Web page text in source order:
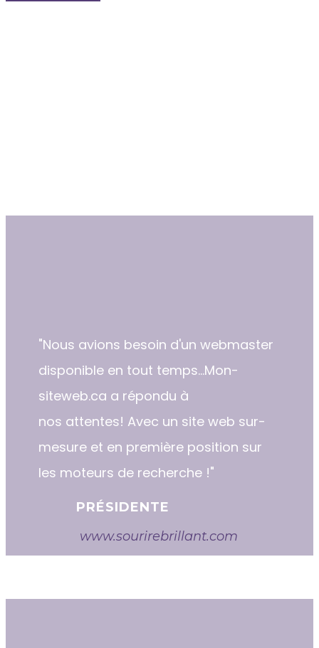
"​Nous avions besoin d'un webmaster
disponible en tout temps...Mon-
siteweb.ca a répondu à
nos attentes! Avec un site web sur-
mesure et en première position sur
les moteurs de recherche !"
PRÉSIDENTE
www.sourirebrillant.com